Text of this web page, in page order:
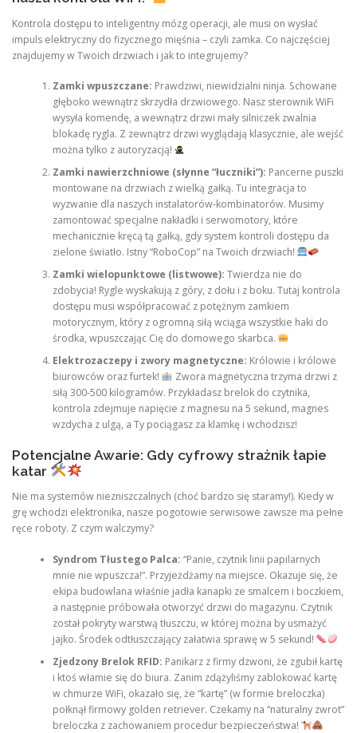
Kontrola dostępu to inteligentny mózg operacji, ale musi on wysłać
impuls elektryczny do fizycznego mięśnia – czyli zamka. Co najczęściej
znajdujemy w Twoich drzwiach i jak to integrujemy?
Zamki wpuszczane: Prawdziwi, niewidzialni ninja. Schowane
głęboko wewnątrz skrzydła drzwiowego. Nasz sterownik WiFi
wysyła komendę, a wewnątrz drzwi mały silniczek zwalnia
blokadę rygla. Z zewnątrz drzwi wyglądają klasycznie, ale wejść
można tylko z autoryzacją!
Zamki nawierzchniowe (słynne “łuczniki”): Pancerne puszki
montowane na drzwiach z wielką gałką. Tu integracja to
wyzwanie dla naszych instalatorów-kombinatorów. Musimy
zamontować specjalne nakładki i serwomotory, które
mechanicznie kręcą tą gałką, gdy system kontroli dostępu da
zielone światło. Istny “RoboCop” na Twoich drzwiach!
Zamki wielopunktowe (listwowe): Twierdza nie do
zdobycia! Rygle wyskakują z góry, z dołu i z boku. Tutaj kontrola
dostępu musi współpracować z potężnym zamkiem
motorycznym, który z ogromną siłą wciąga wszystkie haki do
środka, wpuszczając Cię do domowego skarbca.
Elektrozaczepy i zwory magnetyczne: Królowie i królowe
biurowców oraz furtek!
Zwora magnetyczna trzyma drzwi z
siłą 300-500 kilogramów. Przykładasz brelok do czytnika,
kontrola zdejmuje napięcie z magnesu na 5 sekund, magnes
wzdycha z ulgą, a Ty pociągasz za klamkę i wchodzisz!
Potencjalne Awarie: Gdy cyfrowy strażnik łapie
katar
Nie ma systemów niezniszczalnych (choć bardzo się staramy!). Kiedy w
grę wchodzi elektronika, nasze pogotowie serwisowe zawsze ma pełne
ręce roboty. Z czym walczymy?
Syndrom Tłustego Palca: “Panie, czytnik linii papilarnych
mnie nie wpuszcza!”. Przyjeżdżamy na miejsce. Okazuje się, że
ekipa budowlana właśnie jadła kanapki ze smalcem i boczkiem,
a następnie próbowała otworzyć drzwi do magazynu. Czytnik
został pokryty warstwą tłuszczu, w której można by usmażyć
jajko. Środek odtłuszczający załatwia sprawę w 5 sekund!
Zjedzony Brelok RFID: Panikarz z firmy dzwoni, że zgubił kartę
i ktoś włamie się do biura. Zanim zdążyliśmy zablokować kartę
w chmurze WiFi, okazało się, że “kartę” (w formie breloczka)
połknął firmowy golden retriever. Czekamy na “naturalny zwrot”
breloczka z zachowaniem procedur bezpieczeństwa!